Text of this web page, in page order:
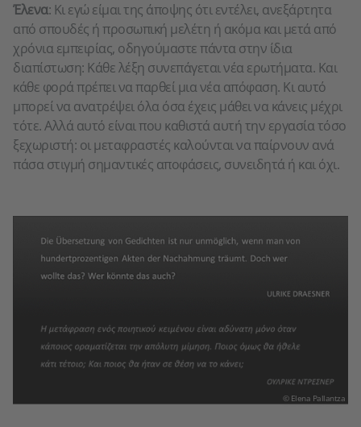
Έλενα: Κι εγώ είμαι της άποψης ότι εντέλει, ανεξάρτητα
από σπουδές ή προσωπική μελέτη ή ακόμα και μετά από
χρόνια εμπειρίας, οδηγούμαστε πάντα στην ίδια
διαπίστωση: Κάθε λέξη συνεπάγεται νέα ερωτήματα. Και
κάθε φορά πρέπει να παρθεί μια νέα απόφαση. Κι αυτό
μπορεί να ανατρέψει όλα όσα έχεις μάθει να κάνεις μέχρι
τότε. Αλλά αυτό είναι που καθιστά αυτή την εργασία τόσο
ξεχωριστή: οι μεταφραστές καλούνται να παίρνουν ανά
πάσα στιγμή σημαντικές αποφάσεις, συνειδητά ή και όχι.
© Elena Pallantza